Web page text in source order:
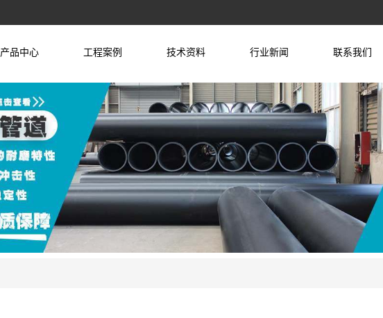
产品中心 工程案例 技术资料 行业新闻 联系我们